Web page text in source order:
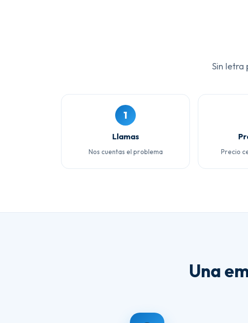
Sin letra
1
Llamas
Nos cuentas el problema Precio
Una